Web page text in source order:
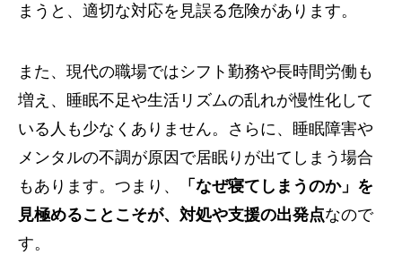
まうと、適切な対応を見誤る危険があります。
また、現代の職場ではシフト勤務や長時間労働も
増え、睡眠不足や生活リズムの乱れが慢性化して
いる人も少なくありません。さらに、睡眠障害や
メンタルの不調が原因で居眠りが出てしまう場合
もあります。つまり、
「なぜ寝てしまうのか」を
見極めることこそが、対処や支援の出発点なので
す。